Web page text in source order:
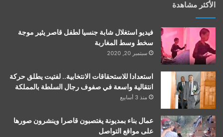
الأكثر مشاهدة
فيديو استغلال شابة جنسيا لطفل قاصر يثير موجة
سخط وسط المغاربة
سبتمبر 20, 2020
استعدادا للاستحقاقات الانتخابية.. لفتيت يطلق حركة
انتقالية واسعة في صفوف رجال السلطة بالمملكة
منذ 3 أسابيع
عمال بناء بمديونة يغتصبون قاصرا وينشرون صورها
على مواقع التواصل